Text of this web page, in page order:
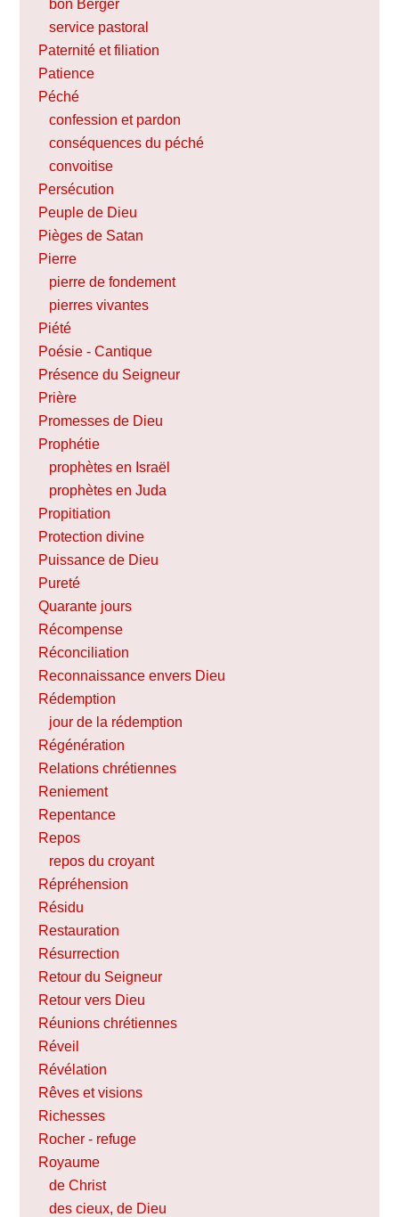
bon Berger
service pastoral
Paternité et filiation
Patience
Péché
confession et pardon
conséquences du péché
convoitise
Persécution
Peuple de Dieu
Pièges de Satan
Pierre
pierre de fondement
pierres vivantes
Piété
Poésie - Cantique
Présence du Seigneur
Prière
Promesses de Dieu
Prophétie
prophètes en Israël
prophètes en Juda
Propitiation
Protection divine
Puissance de Dieu
Pureté
Quarante jours
Récompense
Réconciliation
Reconnaissance envers Dieu
Rédemption
jour de la rédemption
Régénération
Relations chrétiennes
Reniement
Repentance
Repos
repos du croyant
Répréhension
Résidu
Restauration
Résurrection
Retour du Seigneur
Retour vers Dieu
Réunions chrétiennes
Réveil
Révélation
Rêves et visions
Richesses
Rocher - refuge
Royaume
de Christ
des cieux, de Dieu